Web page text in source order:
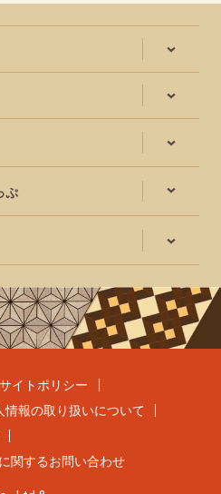
ぷ
サイトポリシー
情報の取り扱いについて
関するお問い合わせ